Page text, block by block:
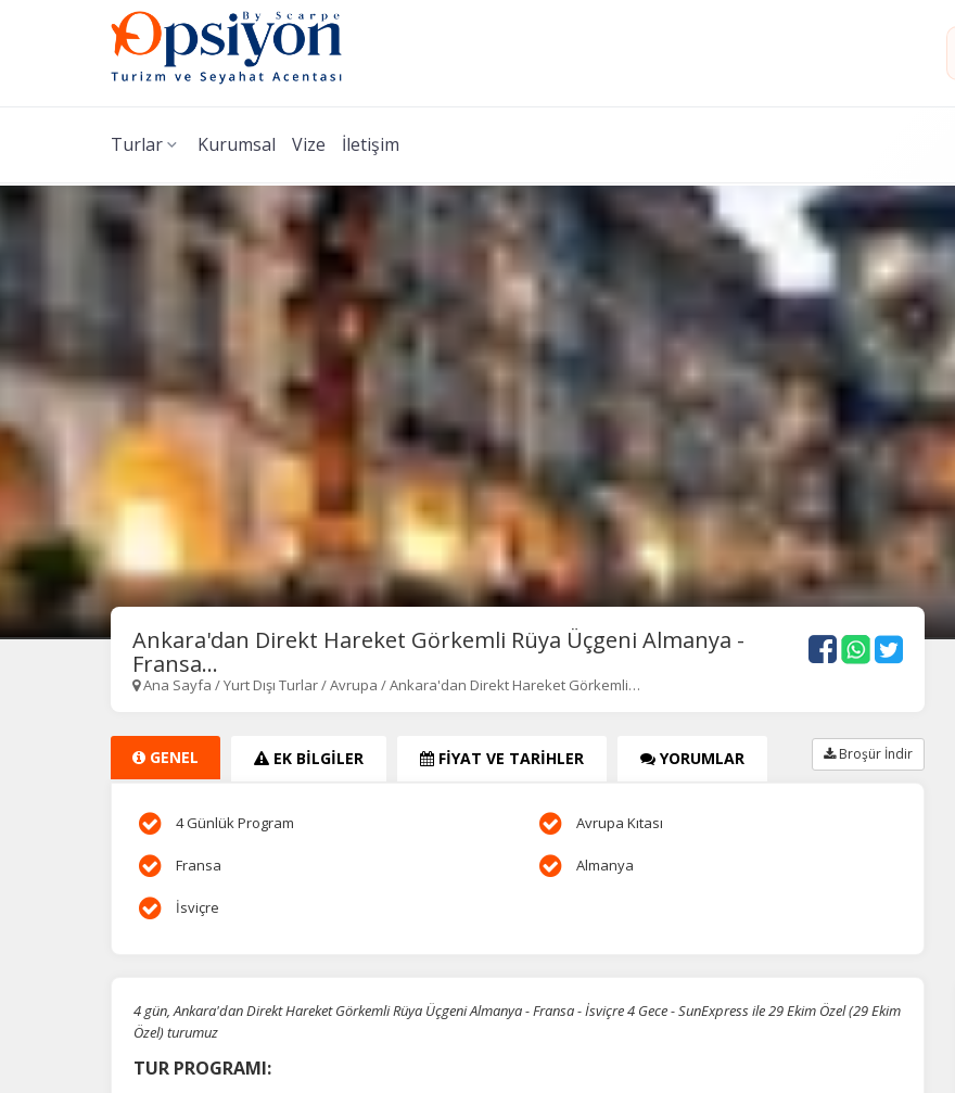
Turlar Kurumsal Vize İletişim
Ankara'dan Direkt Hareket Görkemli Rüya Üçgeni Almanya -
Fransa...
Ana Sayfa /Yurt Dışı Turlar/Avrupa /Ankara'dan Direkt Hareket Görkemli…
GENEL EK BİLGİLER FİYAT VE TARİHLER YORUMLAR Broşür İndir
4 Günlük Program Avrupa Kıtası
Fransa Almanya
İsviçre
4 gün, Ankara'dan Direkt Hareket Görkemli Rüya Üçgeni Almanya - Fransa - İsviçre 4 Gece - SunExpress ile 29 Ekim Özel (29 Ekim
Özel) turumuz
TUR PROGRAMI: